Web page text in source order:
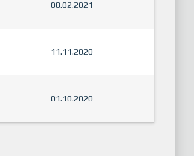
08.02.2021
11.11.2020
01.10.2020